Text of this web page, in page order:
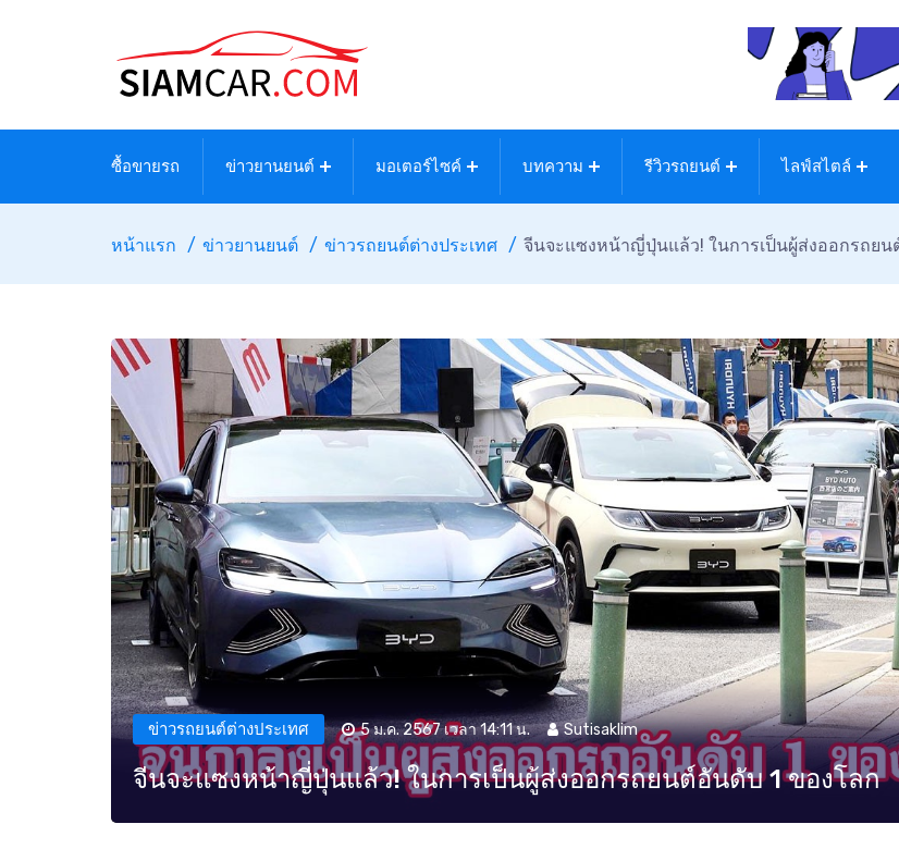
ซื้อขายรถ ข่าวยานยนต์ มอเตอร์ไซค์ บทความ รีวิวรถยนต์ ไลฟ์สไตล์
หน้าแรก ข่าวยานยนต์ ข่าวรถยนต์ต่างประเทศ จีนจะแซงหน้าญี่ปุ่นแล้ว! ในการเป็นผู้ส่งออกรถยน
ข่าวรถยนต์ต่างประเทศ 5 ม.ค. 2567 เวลา 14:11 น. Sutisaklim
จีนจะแซงหน้าญี่ปุ่นแล้ว! ในการเป็นผู้ส่งออกรถยนต์อันดับ 1 ของโลก